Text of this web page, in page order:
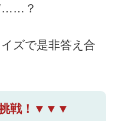
……？
ズで是非答え合
戦！▼▼▼